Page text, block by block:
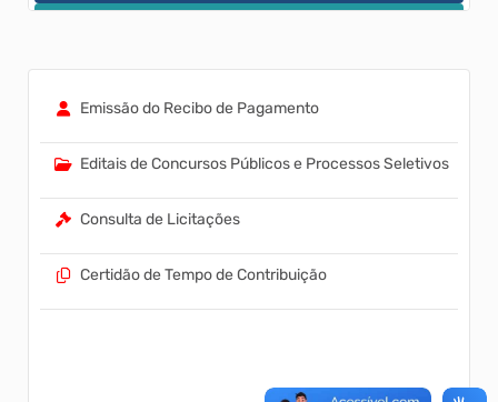
Escrita Fiscal
Emissão do Recibo de Pagamento
Editais de Concursos Públicos e Processos Seletivos
Consulta de Licitações
Certidão de Tempo de Contribuição